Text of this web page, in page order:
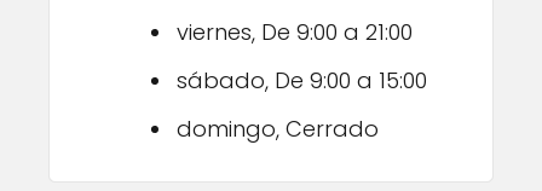
viernes, De 9:00 a 21:00
sábado, De 9:00 a 15:00
domingo, Cerrado